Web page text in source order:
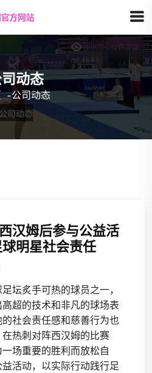
动态
-公司动态
汉姆后参与公益活
明星社会责任
坛炙手可热的球员之一，
超的技术和非凡的球场表
社会责任感和慈善行为也
热刺对阵西汉姆的比赛
场重要的胜利而放松自
活动，以实际行动践行足